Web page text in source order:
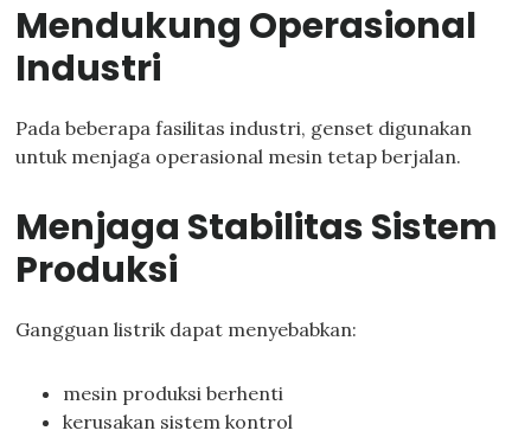
Mendukung Operasional
Industri
Pada beberapa fasilitas industri, genset digunakan
untuk menjaga operasional mesin tetap berjalan.
Menjaga Stabilitas Sistem
Produksi
Gangguan listrik dapat menyebabkan:
mesin produksi berhenti
kerusakan sistem kontrol